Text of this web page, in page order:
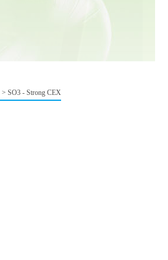
> SO3 - Strong CEX